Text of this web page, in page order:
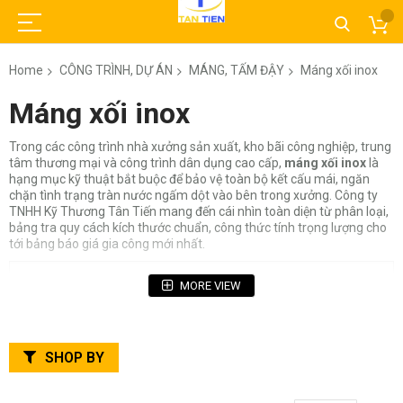
Home CÔNG TRÌNH, DỰ ÁN MÁNG, TẤM ĐẬY Máng xối inox
Máng xối inox
Trong các công trình nhà xưởng sản xuất, kho bãi công nghiệp, trung
tâm thương mại và công trình dân dụng cao cấp, máng xối inox là
hạng mục kỹ thuật bắt buộc để bảo vệ toàn bộ kết cấu mái, ngăn
chặn tình trạng tràn nước ngấm dột vào bên trong xưởng. Công ty
TNHH Kỹ Thương Tân Tiến mang đến cái nhìn toàn diện từ phân loại,
bảng tra quy cách kích thước chuẩn, công thức tính trọng lượng cho
tới bảng báo giá gia công mới nhất.
1.2. Kiểu dáng chấn máng xối phổ biến (U, V, Bán
nguyệt)
MORE VIEW
SHOP BY